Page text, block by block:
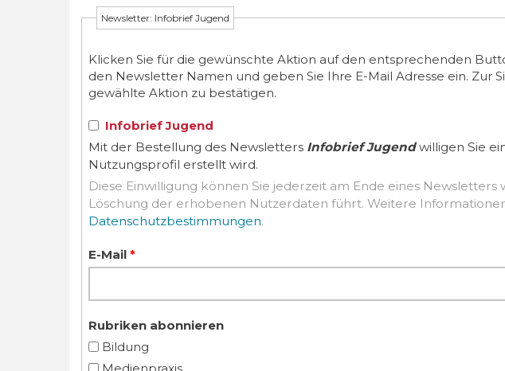
Newsletter: Infobrief Jugend
Klicken Sie für die gewünschte Aktion auf den entsprechenden
den Newsletter Namen und geben Sie Ihre E-Mail Adresse ein. Zur
gewählte Aktion zu bestätigen.
Infobrief Jugend
Mit der Bestellung des Newsletters Infobrief Jugendwilligen Sie
Nutzungsprofil erstellt wird.
Diese Einwilligung können Sie jederzeit am Ende eines
Löschung der erhobenen Nutzerdaten
Datenschutzbestimmungen.
E-Mail *
Rubriken abonnieren
Bildung